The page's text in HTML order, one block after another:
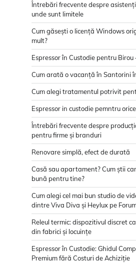
Întrebări frecvente despre
unde sunt limitele
Cum găsești o licență Windows
mult?
Espressor în Custodie pentru
Cum arată o vacanță în Santorini
Cum alegi tratamentul potrivit
Espressor in custodie pemntru
Întrebări frecvente despre
pentru firme și branduri
Renovare simplă, efect de durată
Casă sau apartament? Cum știi
bună pentru tine?
Cum alegi cel mai bun studio de
dintre Viva Diva și Heylux pe
Releul termic: dispozitivul discret
din fabrici și locuințe
Espressor în Custodie: Ghidul
Premium fără Costuri de Achiziție